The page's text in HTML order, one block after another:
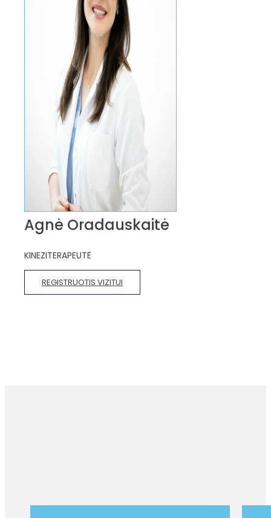
Agnė Oradauskaitė
KINEZITERAPEUTĖ
REGISTRUOTIS VIZITUI